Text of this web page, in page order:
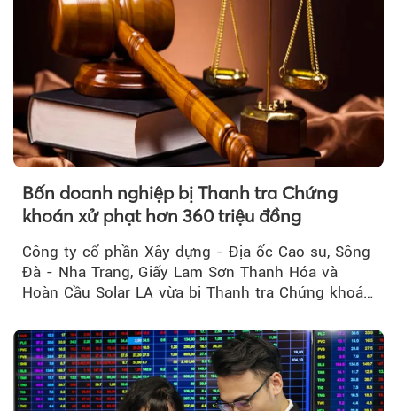
Bốn doanh nghiệp bị Thanh tra Chứng
khoán xử phạt hơn 360 triệu đồng
Công ty cổ phần Xây dựng - Địa ốc Cao su, Sông
Đà - Nha Trang, Giấy Lam Sơn Thanh Hóa và
Hoàn Cầu Solar LA vừa bị Thanh tra Chứng khoán
do vi phạm quy định về công bố thông tin trên
thị trường chứng khoán.